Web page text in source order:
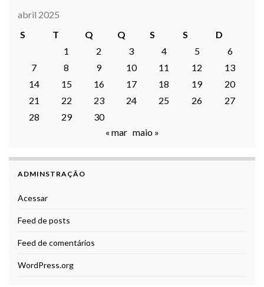
abril 2025
S
T Q Q S S
D
1
2 3 4 5
6
7
8 9 10 11 12
13
14
15 16 17 18 19
20
21
22 23 24 25 26
27
28
29
30
« mar maio »
ADMINSTRAÇÃO
Acessar
Feed de posts
Feed de comentários
WordPress.org